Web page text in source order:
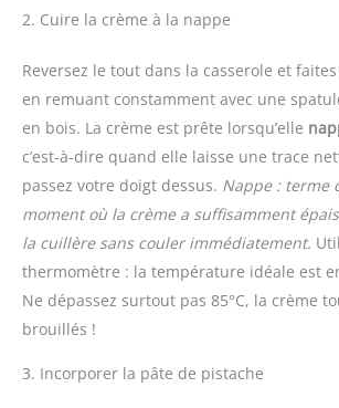
2. Cuire la crème à la nappe
Reversez le tout dans la casserole et
en remuant constamment avec une
en bois. La crème est prête lorsqu’elle
c’est-à-dire quand elle laisse une trace
passez votre doigt dessus. Nappe : terme
moment où la crème a suffisamment
la cuillère sans couler immédiatement.
thermomètre : la température idéale est
Ne dépassez surtout pas 85°C, la crème
brouillés !
3. Incorporer la pâte de pistache